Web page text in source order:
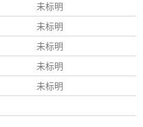
未标明
未标明
未标明
未标明
未标明